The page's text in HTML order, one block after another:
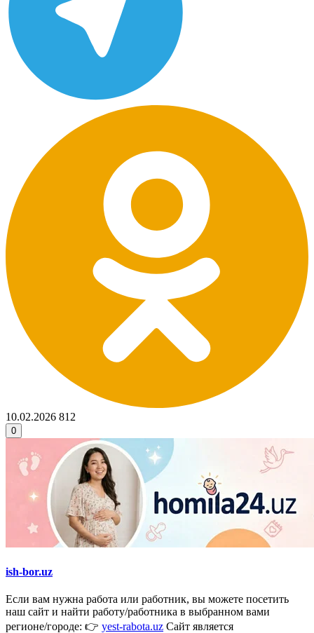
10.02.2026 812
0
ish-bor.uz
Если вам нужна работа или работник, вы можете посетить
наш сайт и найти работу/работника в выбранном вами
регионе/городе: 👉 yest-rabota.uz Сайт является